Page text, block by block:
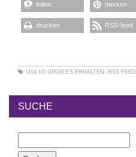
teilen merken
drucken RSS-feed
U14.1O UPDATES ERHALTEN: RSS FEED
SUCHE